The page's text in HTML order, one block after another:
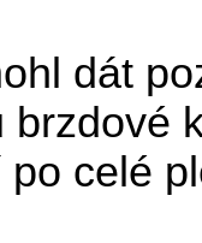
dát
brzdové
celé